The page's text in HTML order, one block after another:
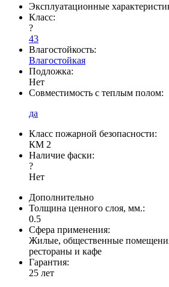
Эксплуатационные
Класс:
?
43
Влагостойкость:
Влагостойкая
Подложка:
Нет
Совместимость с теплым полом:
да
Класс пожарной безопасности:
КМ 2
Наличие фаски:
?
Нет
Дополнительно
Толщина ценного слоя, мм.:
0.5
Сфера применения:
Жилые, общественные
рестораны и кафе
Гарантия:
25 лет